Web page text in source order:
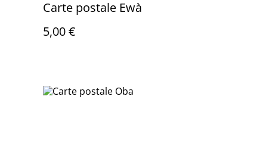
Carte postale Ewà
5,00 €